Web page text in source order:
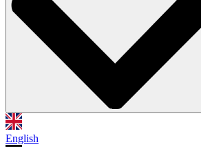
English